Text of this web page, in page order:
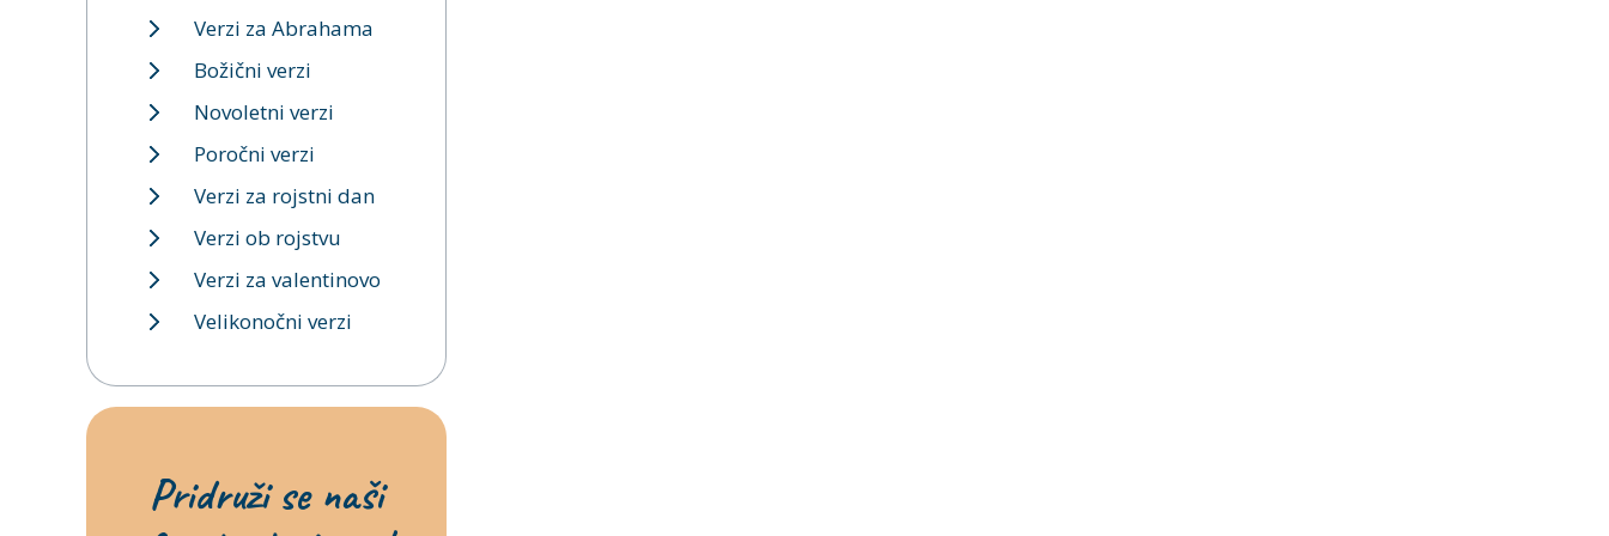
Verzi za Abrahama
Božični verzi
Novoletni verzi
Poročni verzi
Verzi za rojstni dan
Verzi ob rojstvu
Verzi za valentinovo
Velikonočni verzi
Pridruži se naši